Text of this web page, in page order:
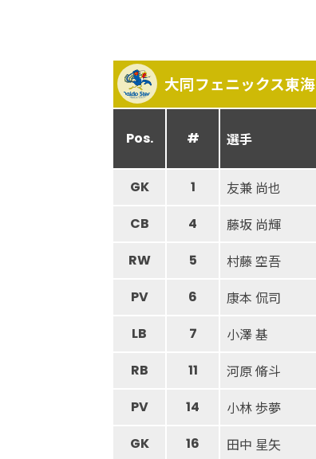
大同フェニックス東海
Pos. # 選手
GK
1 友兼 尚也
CB
4 藤坂 尚輝
RW
5 村藤 空吾
PV
6 康本 侃司
LB 7 小澤 基
RB
11 河原 脩斗
PV
14 小林 歩夢
GK
16 田中 星矢